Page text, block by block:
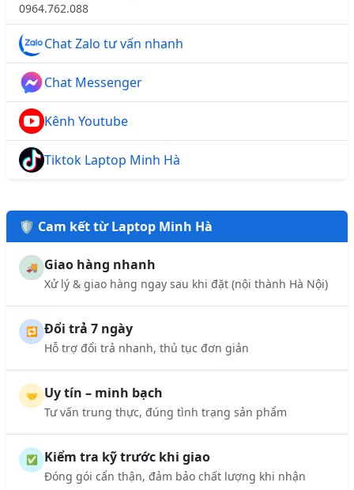
0964.762.088
Chat Zalo tư vấn nhanh
Chat Messenger
Kênh Youtube
Tiktok Laptop Minh Hà
🛡️ Cam kết từ Laptop Minh Hà
🚚 Giao hàng nhanh
Xử lý & giao hàng ngay sau khi đặt (nội thành Hà Nội)
🔁 Đổi trả 7 ngày
Hỗ trợ đổi trả nhanh, thủ tục đơn giản
🤝 Uy tín – minh bạch
Tư vấn trung thực, đúng tình trạng sản phẩm
✅ Kiểm tra kỹ trước khi giao
Đóng gói cẩn thận, đảm bảo chất lượng khi nhận